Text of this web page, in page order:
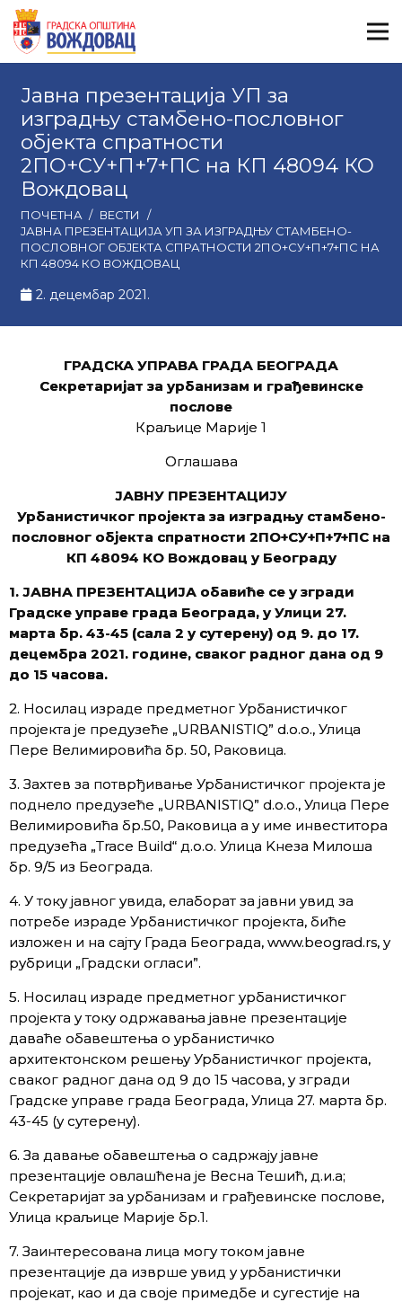
Јавна презентација УП за
изградњу стамбено-пословног
објекта спратности
2ПО+СУ+П+7+ПС на КП 48094 КО
Вождовац
ПОЧЕТНА / ВЕСТИ
/
ЈАВНА ПРЕЗЕНТАЦИЈА УП ЗА ИЗГРАДЊУ СТАМБЕНО-
ПОСЛОВНОГ ОБЈЕКТА СПРАТНОСТИ 2ПО+СУ+П+7+ПС НА
КП 48094 КО ВОЖДОВАЦ
2. децембар 2021.
ГРАДСКА УПРАВА ГРАДА БЕОГРАДА
Секретаријат за урбанизам и грађевинске
послове
Краљице Марије 1
Оглашава
ЈАВНУ ПРЕЗЕНТАЦИЈУ
Урбанистичког пројекта за изградњу стамбено-
пословног објекта спратности 2ПО+СУ+П+7+ПС на
КП 48094 КО Вождовац у Београду
1. ЈАВНА ПРЕЗЕНТАЦИЈА обавиће се у згради
Градске управе града Београда, у Улици 27.
марта бр. 43-45 (сала 2 у сутерену) од 9. до 17.
децембра 2021. године, сваког радног дана од 9
до 15 часова.
2. Носилац израде предметног Урбанистичког
пројекта је предузеће „URBANISTIQ” d.о.о., Улица
Пере Велимировића бр. 50, Раковица.
3. Захтев за потврђивање Урбанистичког пројекта је
поднело предузеће „URBANISTIQ” d.о.о., Улица Пере
Велимировића бр.50, Раковица а у име инвеститора
предузећа „Trace Build“ д.о.о. Улица Kнеза Милоша
бр. 9/5 из Београда.
4. У току јавног увида, елаборат за јавни увид за
потребе израде Урбанистичког пројекта, биће
изложен и на сајту Града Београда, www.beograd.rs, у
рубрици „Градски огласи”.
5. Носилац израде предметног урбанистичког
пројекта у току одржавања јавне презентације
даваће обавештења о урбанистичко
архитектонском решењу Урбанистичког пројекта,
сваког радног дана од 9 до 15 часова, у згради
Градске управе града Београда, Улица 27. марта бр.
43-45 (у сутерену).
6. За давање обавештења о садржају јавне
презентације овлашћена је Весна Тешић, д.и.а;
Секретаријат за урбанизам и грађевинске послове,
Улица краљице Марије бр.1.
7. Заинтересована лица могу током јавне
презентације да изврше увид у урбанистички
пројекат, као и да своје примедбе и сугестије на